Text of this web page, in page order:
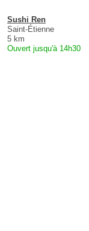
Sushi Ren
Saint-Étienne
5 km
Ouvert jusqu'à 14h30